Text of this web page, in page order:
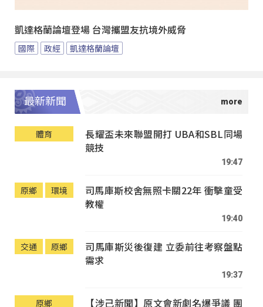
凱達格蘭論壇登場 台灣攜盟友抗境外威脅
國際 政經 凱達格蘭論壇
最新新聞
體育
長耀盃未來聯盟開打 UBA和SBL同場
競技
19:47
原鄉 環境
司馬庫斯校舍無照卡關22年 衝擊童受
教權
19:40
交通 原鄉
司馬庫斯災後復建 立委前往考察盤點
需求
19:37
原鄉 【涉己新聞】原文會新劇名爆爭議 團